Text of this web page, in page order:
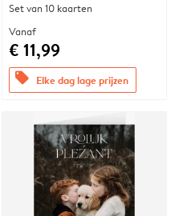
Set van 10 kaarten
Vanaf
€ 11,99
offers Elke dag lage prijzen